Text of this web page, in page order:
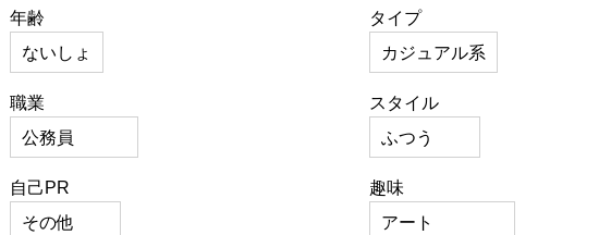
年齢 タイプ
職業 スタイル
自己PR 趣味